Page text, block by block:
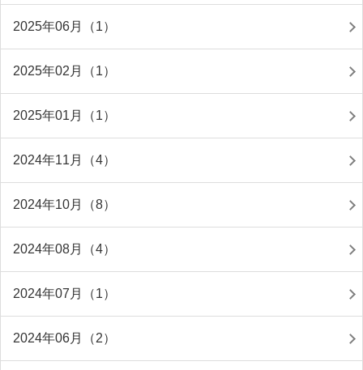
2025年06月（1）
2025年02月（1）
2025年01月（1）
2024年11月（4）
2024年10月（8）
2024年08月（4）
2024年07月（1）
2024年06月（2）